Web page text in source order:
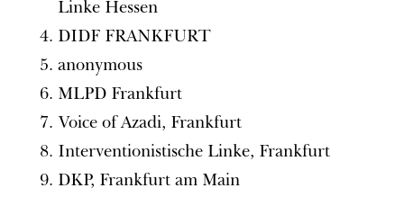
Linke Hessen
DIDF FRANKFURT
anonymous
MLPD Frankfurt
Voice of Azadi, Frankfurt
Interventionistische Linke, Frankfurt
DKP, Frankfurt am Main